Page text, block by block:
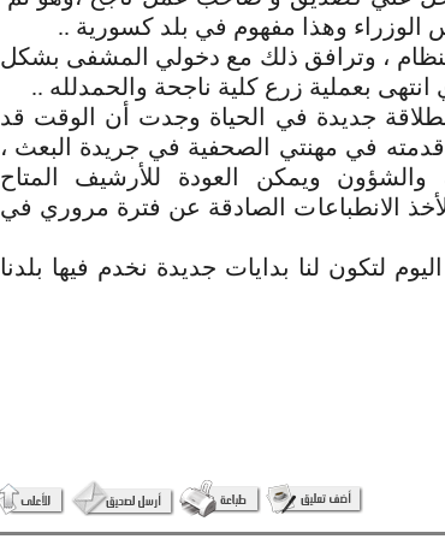
وهذا مفهوم في بلد كسورية ..
٢٠٢٥ مع سقوط النظام ، وترافق ذلك مع دخولي المشفى بشكل
بعملية زرع كلية ناجحة والحمدلله ..
وبانطلاقة جديدة في الحياة وجدت أن الوقت قد
في مهنتي الصحفية في جريدة البعث ،
ويمكن العودة للأرشيف المتاح
الانطباعات الصادقة عن فترة مروري في
لتكون لنا بدايات جديدة نخدم فيها بلدنا